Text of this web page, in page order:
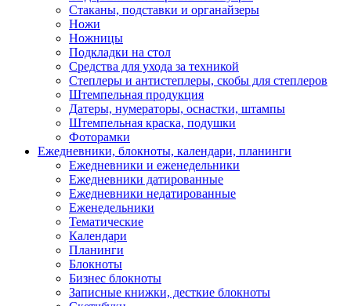
Стаканы, подставки и органайзеры
Ножи
Ножницы
Подкладки на стол
Средства для ухода за техникой
Степлеры и антистеплеры, скобы для степлеров
Штемпельная продукция
Датеры, нумераторы, оснастки, штампы
Штемпельная краска, подушки
Фоторамки
Ежедневники, блокноты, календари, планинги
Ежедневники и еженедельники
Ежедневники датированные
Ежедневники недатированные
Еженедельники
Тематические
Календари
Планинги
Блокноты
Бизнес блокноты
Записные книжки, десткие блокноты